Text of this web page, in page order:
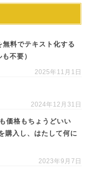
料でテキスト化する
不要）
2025年11月1日
2024年12月31日
価格もちょうどいい
購入し、はたして何に
2023年9月7日